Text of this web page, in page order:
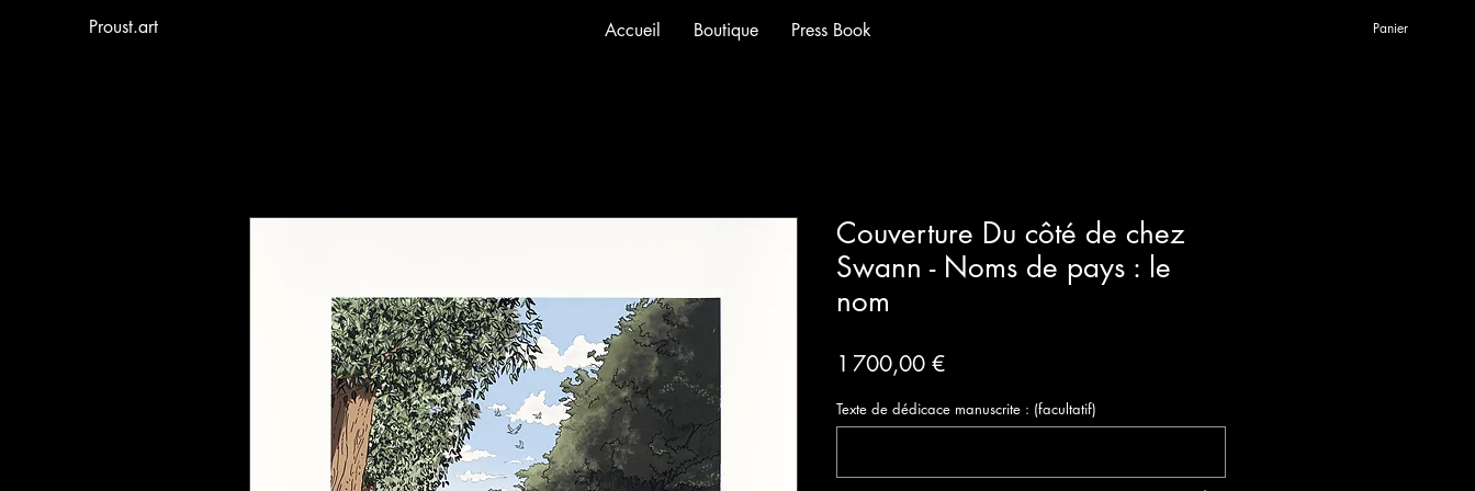
Proust.art Accueil Boutique Press Book Panier
Couverture Du côté de chez
Swann - Noms de pays : le
nom
1 700,00 €Prix
Texte de dédicace manuscrite : (facultatif)